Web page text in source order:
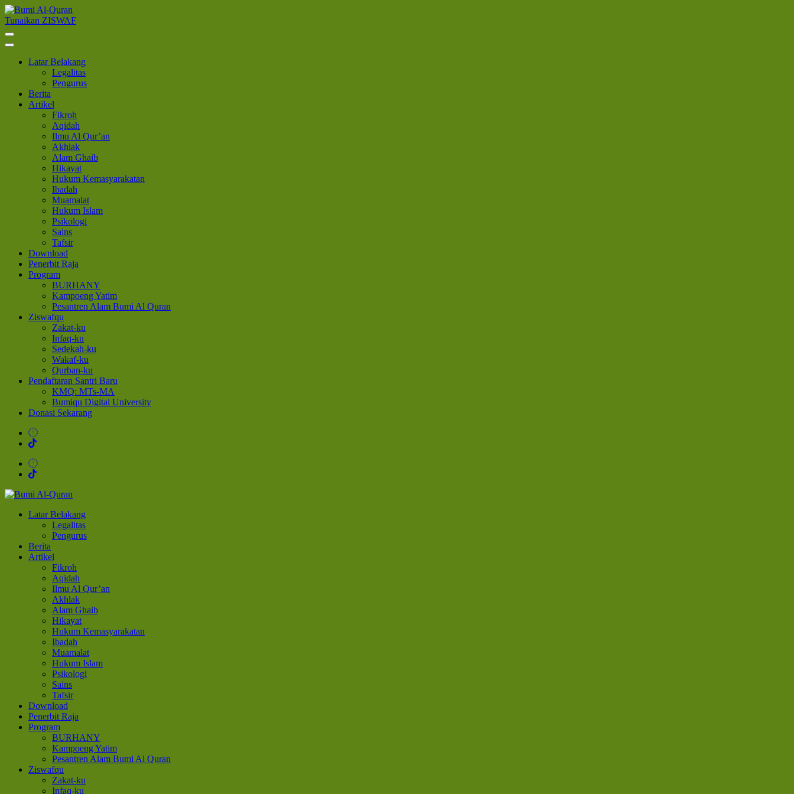
Lompat
ke
konten
(Tekan
Tunaikan ZISWAF
Latar Belakang
Legalitas
Pengurus
Berita
Artikel
Fikroh
Aqidah
Ilmu Al Qur’an
Akhlak
Alam Ghaib
Hikayat
Hukum Kemasyarakatan
Ibadah
Muamalat
Hukum Islam
Psikologi
Sains
Tafsir
Download
Penerbit Raja
Program
BURHANY
Kampoeng Yatim
Pesantren Alam Bumi Al Quran
Ziswafqu
Zakat-ku
Infaq-ku
Sedekah-ku
Wakaf-ku
Qurban-ku
Pendaftaran Santri Baru
KMQ: MTs-MA
Bumiqu Digital University
Donasi Sekarang
Bumi Al-Quran
Sinergi Untuk Kebahagiaan Dunia-Akhirat
Latar Belakang
Legalitas
Pengurus
Berita
Artikel
Fikroh
Aqidah
Ilmu Al Qur’an
Akhlak
Alam Ghaib
Hikayat
Hukum Kemasyarakatan
Ibadah
Muamalat
Hukum Islam
Psikologi
Sains
Tafsir
Download
Penerbit Raja
Program
BURHANY
Kampoeng Yatim
Pesantren Alam Bumi Al Quran
Ziswafqu
Zakat-ku
Infaq-ku